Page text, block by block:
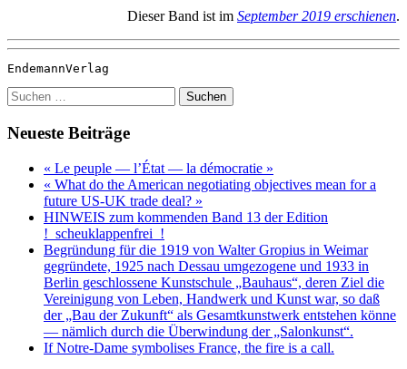
»
Dieser Band ist im September 2019 erschienen.
EndemannVerlag
Suchen
nach:
Neueste Beiträge
« Le peuple — l’État — la démocratie »
« What do the American negotiating objectives mean for a
future US-UK trade deal? »
HINWEIS zum kommenden Band 13 der Edition
!_scheuklappenfrei_!
Begründung für die 1919 von Walter Gropius in Weimar
gegründete, 1925 nach Dessau umgezogene und 1933 in
Berlin geschlossene Kunstschule „Bauhaus“, deren Ziel die
Vereinigung von Leben, Handwerk und Kunst war, so daß
der „Bau der Zukunft“ als Gesamtkunstwerk entstehen könne
— nämlich durch die Überwindung der „Salonkunst“.
If Notre-Dame symbolises France, the fire is a call.